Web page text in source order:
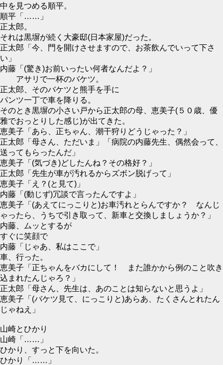
中を見つめる順平。
順平「……」
正太郎。
それは黒塀が続く大豪邸(日本家屋)だった。
正太郎「今、門を開けさせますので、お茶飲んでいって下さ
い」
内藤「(驚き)お前いったい何者なんだよ？」
アサリで一杯のバケツ。
正太郎、そのバケツと熊手を手に
パンツ一丁で車を降りる。
そのとき黒塀の小さい戸から正太郎の母、恵美子(５０歳、優
雅でおっとりした感じ)が出てきた。
恵美子「あら、正ちゃん、潮干狩りどうじゃった？」
正太郎「母さん、ただいま」「病院の内藤先生、偶然会って、
送ってもらったんだ」
恵美子「(気づき)どしたんね？その格好？」
正太郎「先生が車が汚れるからズボン脱げって」
恵美子「え？(と見て)」
内藤「(動じず)冗談で言ったんですよ」
恵美子「(あえてにっこりと)お車汚れとらんですか？ なんじ
ゃったら、うちで引き取って、新車と交換しましょうか？」
内藤、ムッとするが
すぐに笑顔で
内藤「じゃあ、私はここで」
車、行った。
恵美子「正ちゃんをバカにして！ また誰かから例のこと吹き
込まれたんじゃろ？」
正太郎「母さん、先生は、あのことは知らないと思うよ」
恵美子「(バケツ見て、にっこりと)あらあ、たくさんとれたん
じゃねえ」
山崎とひかり
山崎「……」
ひかり、すっと下を向いた。
ひかり「……」